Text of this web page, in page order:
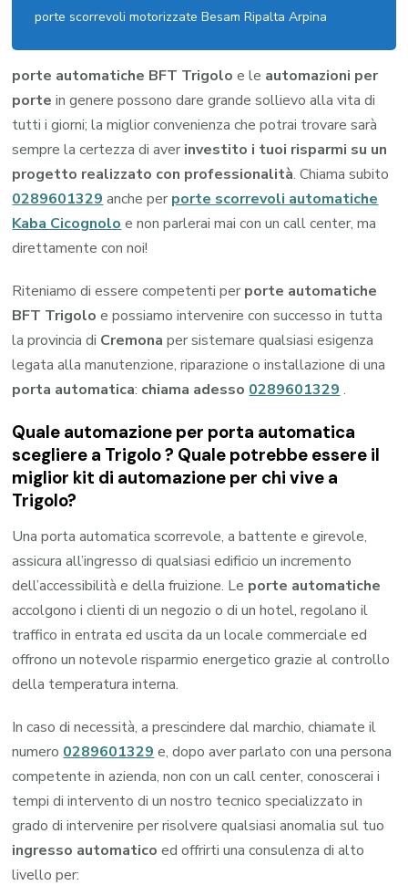
porte scorrevoli motorizzate Besam Ripalta Arpina
porte automatiche BFT Trigoloe le automazioni per
portein genere possono dare grande sollievo alla vita di
tutti i giorni; la miglior convenienza che potrai trovare sarà
sempre la certezza di aver investito i tuoi risparmi su un
progetto realizzato con professionalità. Chiama subito
0289601329 anche per porte scorrevoli automatiche
Kaba Cicognolo e non parlerai mai con un call center, ma
direttamente con noi!
Riteniamo di essere competenti per porte automatiche
BFT Trigolo e possiamo intervenire con successo in tutta
la provincia di Cremonaper sistemare qualsiasi esigenza
legata alla manutenzione, riparazione o installazione di una
porta automatica: chiama adesso 0289601329 .
Quale automazione per porta automatica
scegliere a Trigolo ? Quale potrebbe essere il
miglior kit di automazione per chi vive a
Trigolo?
Una porta automatica scorrevole, a battente e girevole,
assicura all’ingresso di qualsiasi edificio un incremento
dell’accessibilità e della fruizione. Le porte automatiche
accolgono i clienti di un negozio o di un hotel, regolano il
traffico in entrata ed uscita da un locale commerciale ed
offrono un notevole risparmio energetico grazie al controllo
della temperatura interna.
In caso di necessità, a prescindere dal marchio, chiamate il
numero 0289601329 e, dopo aver parlato con una persona
competente in azienda, non con un call center, conoscerai i
tempi di intervento di un nostro tecnico specializzato in
grado di intervenire per risolvere qualsiasi anomalia sul tuo
ingresso automatico ed offrirti una consulenza di alto
livello per: